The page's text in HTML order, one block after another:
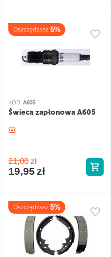
Oszczędzasz 5%
KOD: A605
Świeca zapłonowa A605
21,00 zł
19,95 zł
Oszczędzasz 5%